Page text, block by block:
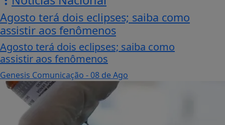
Agosto terá dois eclipses; saiba como
assistir aos fenômenos
Agosto terá dois eclipses; saiba como
assistir aos fenômenos
Genesis Comunicação - 08 de Ago